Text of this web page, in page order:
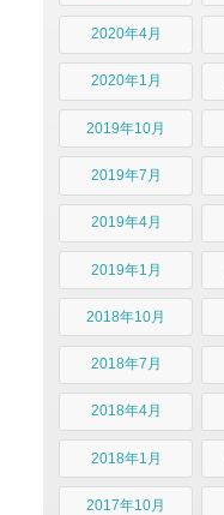
2020年4月
2020年1月
2019年10月
2019年7月
2019年4月
2019年1月
2018年10月
2018年7月
2018年4月
2018年1月
2017年10月